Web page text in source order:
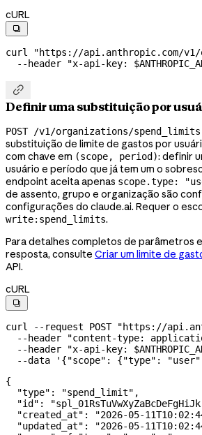
cURL

curl
"https://api.anthropic.com/v1/
  --header
"x-api-key:

Definir uma substituição por
POST /v1/organizations/spend_limits
substituição de limite de gastos por
com chave em (scope, period): definir
usuário e período que já tem um o
endpoint aceita apenas scope.type:
de assento, grupo e organização são
configurações do claude.ai. Requer o
write:spend_limits.
Para detalhes completos de parâmetros
resposta, consulte Criar um limite de
API.
cURL

curl --request POST "https://
  --header
"content-type:
  --header
"x-api-key:
  --data
'{"scope": {"type": "user",
{
  "type"
: "spend_limit" ,
  "id"
:
  "created_at"
: "2026-05-
  "updated_at"
: "2026-05-